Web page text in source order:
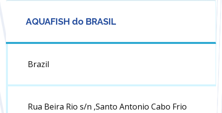
AQUAFISH do BRASIL
Brazil
Rua Beira Rio s/n ,Santo Antonio Cabo Frio